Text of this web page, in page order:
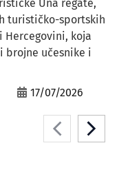
Una regate,
turističko-sportskih
Hercegovini, koja
brojne učesnike i
17/07/2026